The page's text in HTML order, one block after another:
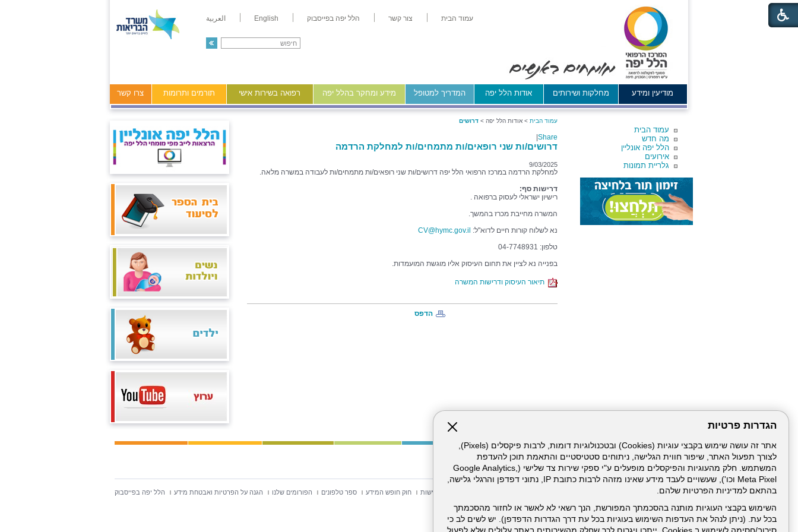
הגדרות פרטיות
אתר זה עושה שימוש בקבצי עוגיות (Cookies) ובטכנולוגיות דומות, לרבות פיקסלים (Pixels),
לצורך תפעול האתר, שיפור חווית הגלישה, ניתוחים סטטיסטיים והתאמת תוכן להעדפת
המשתמש. חלק מהעוגיות והפיקסלים מופעלים ע"י ספקי שירות צד שלישי (Google Analytics,
Meta Pixel וכו'), שעשויים לעבד מידע שאינו מזהה לרבות כתובת IP, נתוני דפדפן והרגלי גלישה,
בהתאם למדיניות הפרטיות שלהם.
השימוש בקבצי העוגיות מותנה בהסכמתך המפורשת, הנך רשאי לא לאשר או לחזור מהסכמתך
בכל עת. (ניתן לנהל את העדפות השימוש בעוגיות בכל עת דרך הגדרות הדפדפן). יש לשים לב כי
עמוד הבית צור קשר הלל יפה בפייסבוק English العربية
מודיעין ומידע מחלקות ושירותים אודות הלל יפה המדריך למטופל מידע ומחקר בהלל יפה רפואה בשירות אישי תורמים ותרומות צרו קשר
עמוד הבית
מה חדש
הלל יפה אונליין
אירועים
גלריית תמונות
עמוד הבית > אודות הלל יפה > דרושים
Share
דרושים/ות שני רופאים/ות מתמחים/ות למחלקת הרדמה
9/03/2025
למחלקת הרדמה במרכז הרפואי הלל יפה דרושים/ות שני רופאים/ות מתמחים/ות לעבודה במשרה מלאה.
דרישות סף:
רישיון ישראלי לעסוק ברפואה .
המשרה מחייבת מכרז בהמשך.
נא לשלוח קורות חיים לדוא"ל: CV@hymc.gov.il
טלפון: 04-7748931
בפנייה נא לציין את תחום העיסוק אליו מוגשת המועמדות.
תיאור העיסוק ודרישות המשרה
הדפס
דרונט
דיגיטל
-
אתרי
וורדפרס,
בניית
הצהרת נגישות חוק חופש המידע ספר טלפונים הפורומים שלנו הגנה על הפרטיות ואבטחת מידע הלל יפה בפייסבוק
ניהול תכנים: